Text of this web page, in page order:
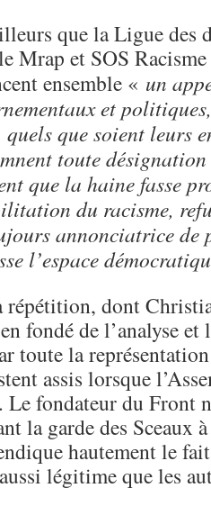
que la Ligue des
Mrap et SOS
ensemble « un
et
que soient leurs
toute désignation
que la haine fasse
du racisme,
annonciatrice de
l’espace
répétition, dont
fondé de l’analyse et
toute la
assis lorsque
Le fondateur du Front
la garde des Sceaux
hautement le
légitime que les